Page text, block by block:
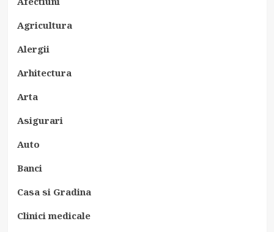
Agricultura
Alergii
Arhitectura
Arta
Asigurari
Auto
Banci
Casa si Gradina
Clinici medicale